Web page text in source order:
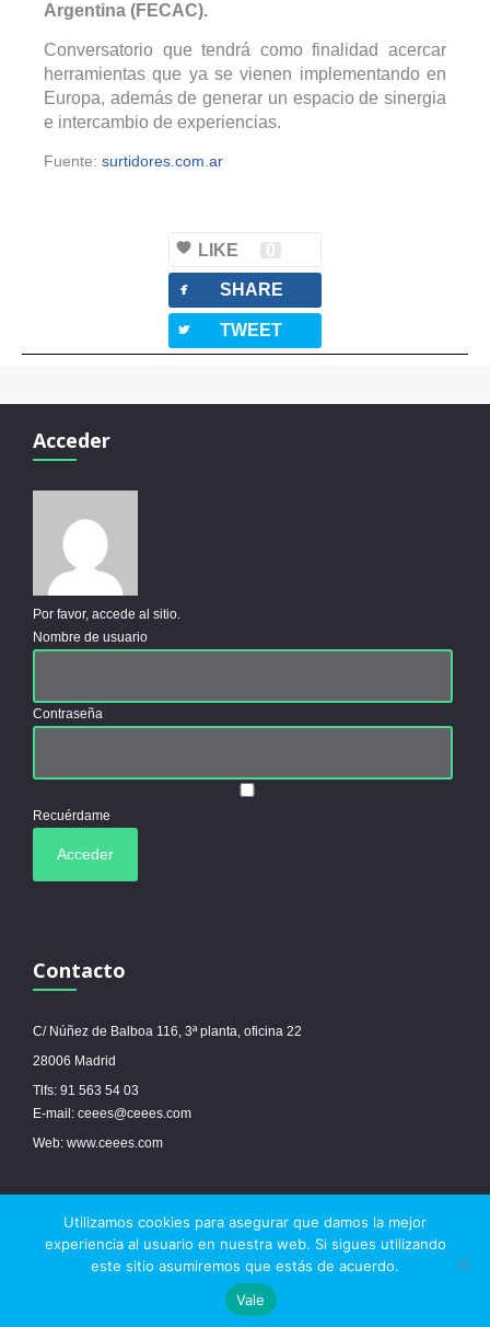
Argentina (FECAC).
Conversatorio que tendrá como finalidad acercar
herramientas que ya se vienen implementando en
Europa, además de generar un espacio de sinergia
e intercambio de experiencias.
Fuente: surtidores.com.ar
LIKE 0
facebook SHARE
twitterbird TWEET
Acceder
Por favor, accede al sitio.
Nombre de usuario
Contraseña
Recuérdame
Contacto
C/ Núñez de Balboa 116, 3ª planta, oficina 22
28006 Madrid
Tlfs: 91 563 54 03
E-mail: ceees@ceees.com
Web: www.ceees.com
© 2017 Ceees - Sitio web desarrollado por espa.es-Aviso legal -Política de
Utilizamos cookies para asegurar que damos la mejor
experiencia al usuario en nuestra web. Si sigues utilizando
este sitio asumiremos que estás de acuerdo.
Vale